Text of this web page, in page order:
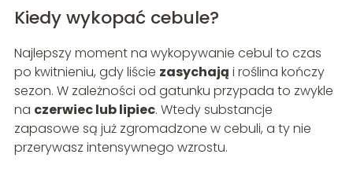
Kiedy wykopać cebule?
Najlepszy moment na wykopywanie cebul to czas
po kwitnieniu, gdy liście zasychają i roślina kończy
sezon. W zależności od gatunku przypada to zwykle
na czerwiec lub lipiec. Wtedy substancje
zapasowe są już zgromadzone w cebuli, a ty nie
przerywasz intensywnego wzrostu.